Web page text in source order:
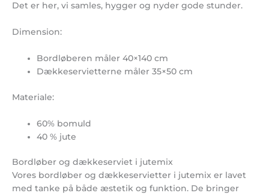
Det er her, vi samles, hygger og nyder gode stunder.
Dimension:
Bordløberen måler 40×140 cm
Dækkeservietterne måler 35×50 cm
Materiale:
60% bomuld
40 % jute
Bordløber og dækkeserviet i jutemix
Vores bordløber og dækkeservietter i jutemix er lavet
med tanke på både æstetik og funktion. De bringer